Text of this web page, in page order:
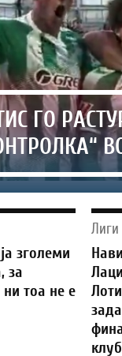
ГО
зголеми
за
тоа не е
Лиги